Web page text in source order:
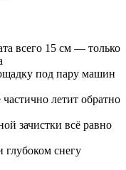
всего 15 см — только
под пару машин
летит обратно
зачистки всё равно
снегу